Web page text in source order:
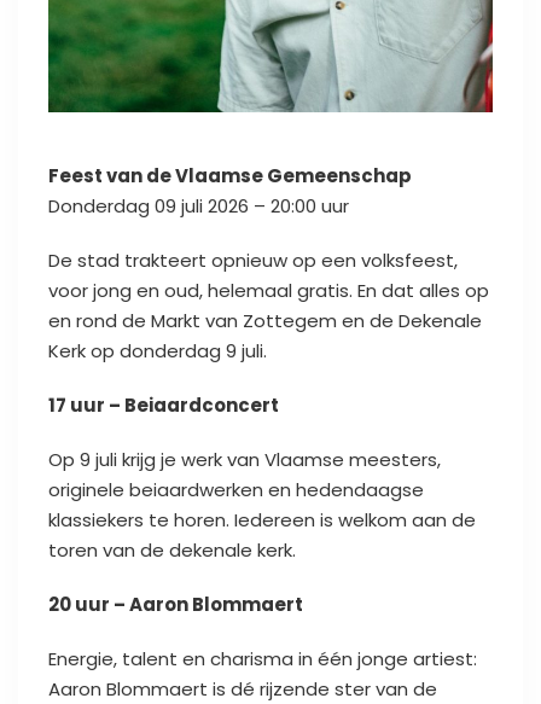
Feest van de Vlaamse Gemeenschap
Donderdag 09 juli 2026 – 20:00 uur
De stad trakteert opnieuw op een volksfeest,
voor jong en oud, helemaal gratis. En dat alles op
en rond de Markt van Zottegem en de Dekenale
Kerk op donderdag 9 juli.
17 uur – Beiaardconcert
Op 9 juli krijg je werk van Vlaamse meesters,
originele beiaardwerken en hedendaagse
klassiekers te horen. Iedereen is welkom aan de
toren van de dekenale kerk.
20 uur – Aaron Blommaert
Energie, talent en charisma in één jonge artiest:
Aaron Blommaert is dé rijzende ster van de